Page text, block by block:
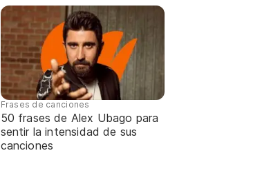
Frases de canciones
50 frases de Alex Ubago para
sentir la intensidad de sus
canciones